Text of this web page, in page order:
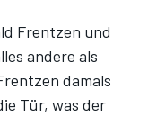
Frentzen und
andere als
damals
Tür, was der